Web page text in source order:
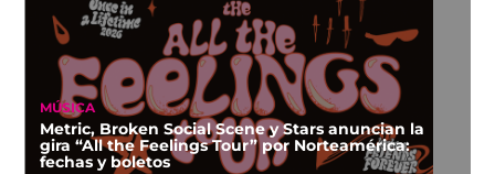
MÚSICA
Metric, Broken Social Scene y Stars anuncian la
gira “All the Feelings Tour” por Norteamérica:
fechas y boletos